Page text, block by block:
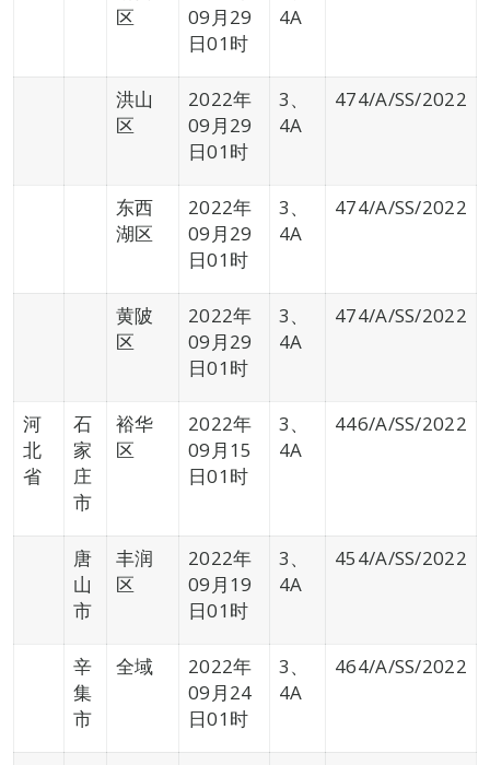
区
09月29
日01时
4A
洪山
区
2022年
09月29
日01时
3、
4A
474/A/SS/2022
东西
湖区
2022年
09月29
日01时
3、
4A
474/A/SS/2022
黄陂
区
2022年
09月29
日01时
3、
4A
474/A/SS/2022
河
北
省
石
家
庄
市
裕华
区
2022年
09月15
日01时
3、
4A
446/A/SS/2022
唐
山
市
丰润
区
2022年
09月19
日01时
3、
4A
454/A/SS/2022
辛
集
市
全域
2022年
09月24
日01时
3、
4A
464/A/SS/2022